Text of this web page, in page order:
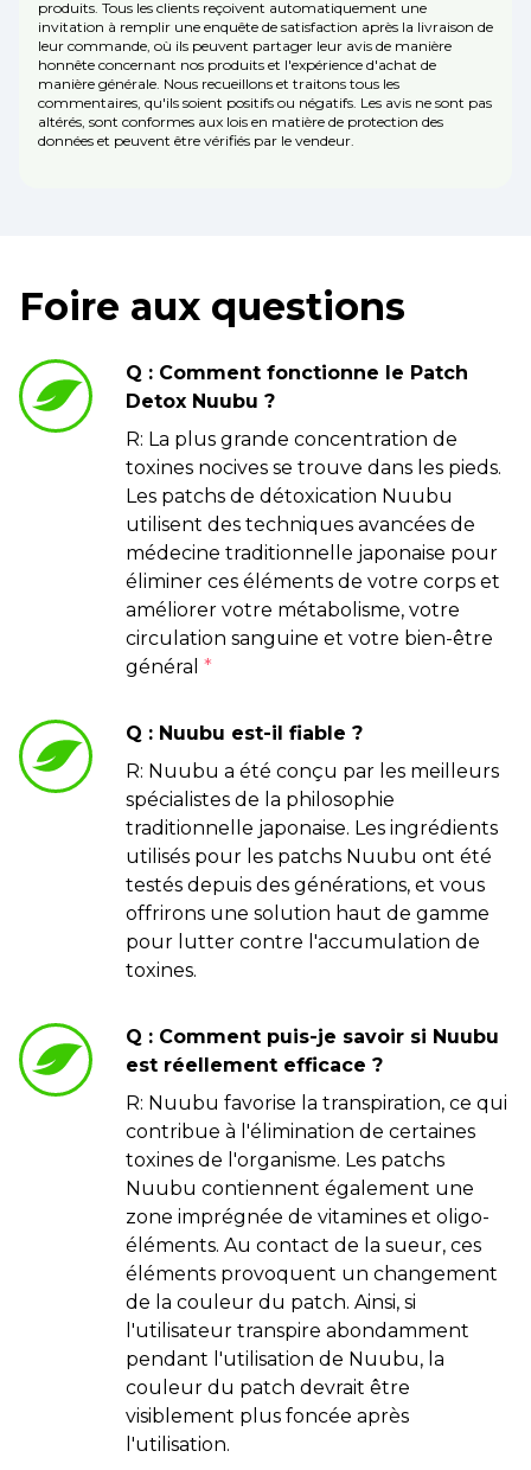
produits. Tous les clients reçoivent automatiquement une
invitation à remplir une enquête de satisfaction après la livraison de
leur commande, où ils peuvent partager leur avis de manière
honnête concernant nos produits et l'expérience d'achat de
manière générale. Nous recueillons et traitons tous les
commentaires, qu'ils soient positifs ou négatifs. Les avis ne sont pas
altérés, sont conformes aux lois en matière de protection des
données et peuvent être vérifiés par le vendeur.
Foire aux questions
Q : Comment fonctionne le Patch
Detox Nuubu ?
R: La plus grande concentration de
toxines nocives se trouve dans les pieds.
Les patchs de détoxication Nuubu
utilisent des techniques avancées de
médecine traditionnelle japonaise pour
éliminer ces éléments de votre corps et
améliorer votre métabolisme, votre
circulation sanguine et votre bien-être
général *
Q : Nuubu est-il fiable ?
R: Nuubu a été conçu par les meilleurs
spécialistes de la philosophie
traditionnelle japonaise. Les ingrédients
utilisés pour les patchs Nuubu ont été
testés depuis des générations, et vous
offrirons une solution haut de gamme
pour lutter contre l'accumulation de
toxines.
Q : Comment puis-je savoir si Nuubu
est réellement efficace ?
R: Nuubu favorise la transpiration, ce qui
contribue à l'élimination de certaines
toxines de l'organisme. Les patchs
Nuubu contiennent également une
zone imprégnée de vitamines et oligo-
éléments. Au contact de la sueur, ces
éléments provoquent un changement
de la couleur du patch. Ainsi, si
l'utilisateur transpire abondamment
pendant l'utilisation de Nuubu, la
couleur du patch devrait être
visiblement plus foncée après
l'utilisation.